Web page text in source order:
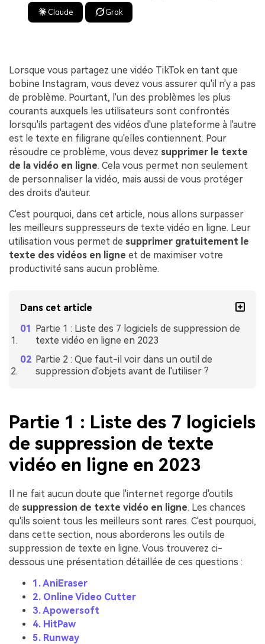
Claude Grok
Lorsque vous partagez une vidéo TikTok en tant que
bobine Instagram, vous devez vous assurer qu'il n'y a pas
de problème. Pourtant, l'un des problèmes les plus
courants auxquels les utilisateurs sont confrontés
lorsqu'ils partagent des vidéos d'une plateforme à l'autre
est le texte en filigrane qu'elles contiennent. Pour
résoudre ce problème, vous devez supprimer le texte
de la vidéo en ligne. Cela vous permet non seulement
de personnaliser la vidéo, mais aussi de vous protéger
des droits d'auteur.
C'est pourquoi, dans cet article, nous allons surpasser
les meilleurs suppresseurs de texte vidéo en ligne. Leur
utilisation vous permet de supprimer gratuitement le
texte des vidéos en ligne et de maximiser votre
productivité sans aucun problème.
Dans cet article
Partie 1 : Liste des 7 logiciels de suppression de
texte vidéo en ligne en 2023
Partie 2 : Que faut-il voir dans un outil de
suppression d'objets avant de l'utiliser ?
Partie 1 : Liste des 7 logiciels
de suppression de texte
vidéo en ligne en 2023
Il ne fait aucun doute que l'internet regorge d'outils
de suppression de texte vidéo en ligne. Les chances
qu'ils soient tous les meilleurs sont rares. C'est pourquoi,
dans cette section, nous aborderons les outils de
suppression de texte en ligne. Vous trouverez ci-
dessous une présentation détaillée de ces questions :
1. AniEraser
2. Online Video Cutter
3. Apowersoft
4. HitPaw
5. Runway